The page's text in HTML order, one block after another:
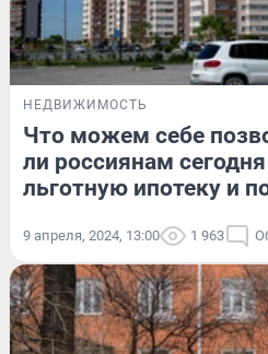
НЕДВИЖИМОСТЬ
Что можем себе
ли россиянам
льготную ипотеку и
9 апреля, 2024, 13:00 1 963